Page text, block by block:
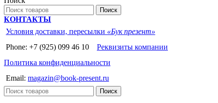
Поиск
КОНТАКТЫ
Условия доставки, пересылки «Бук презент»
Phone: +7 (925) 099 46 10 Реквизиты компании
Политика конфиденциальности
Email: magazin@book-present.ru
Поиск